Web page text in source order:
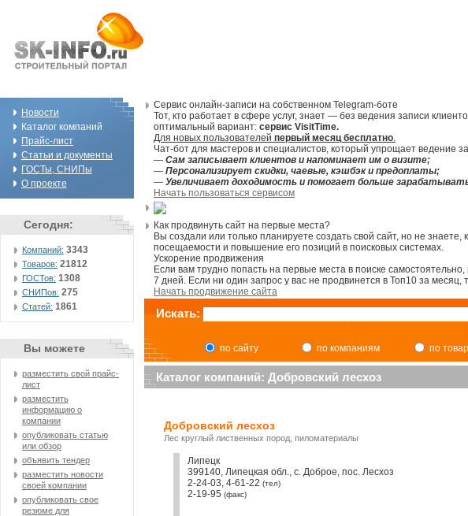
Новости
Каталог компаний
Прайс-лист
Статьи и документы
ГОСТы, СНИПы
О проекте
Сегодня:
Компаний: 3343
Товаров: 21812
ГОСТов: 1308
СНИПов: 275
Статей: 1861
Вы можете
разместить свой прайс-
лист
разместить
информацию о
компании
опубликовать статью
или обзор
объявить тендер
разместить новости
своей компании
опубликовать свое
резюме для
Сервис онлайн-записи на собственном Telegram-боте
Тот, кто работает в сфере услуг, знает — без ведения записи
оптимальный вариант: сервис VisitTime.
Для новых пользователей первый месяц бесплатно.
Чат-бот для мастеров и специалистов, который упрощает ведение
— Сам записывает клиентов и напоминает им о визите;
— Персонализирует скидки, чаевые, кэшбэк и предоплаты;
— Увеличивает доходимость и помогает больше
Начать пользоваться сервисом
Как продвинуть сайт на первые места?
Вы создали или только планируете создать свой сайт, но не
посещаемости и повышение его позиций в поисковых системах.
Ускорение продвижения
Если вам трудно попасть на первые места в поиске
7 дней. Если ни один запрос у вас не продвинется в Топ10 за месяц,
Начать продвижение сайта
Искать:
по сайту по компаниям по
Каталог компаний: Добровский лесхоз
Добровский лесхоз
Лес круглый лиственных пород, пиломатериалы
Липецк
399140, Липецкая обл., с. Доброе, пос. Лесхоз
2-24-03, 4-61-22 (тел)
2-19-95 (факс)